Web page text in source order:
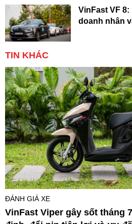
VinFast VF
doanh nhân
TIN KHÁC
ĐÁNH GIÁ XE
VinFast Viper gây sốt tháng